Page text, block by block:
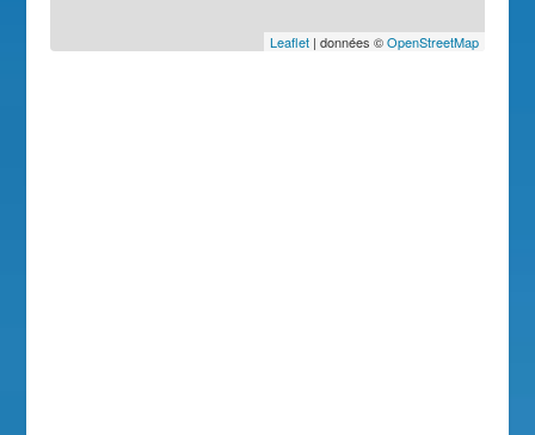
Leaflet| données ©OpenStreetMap